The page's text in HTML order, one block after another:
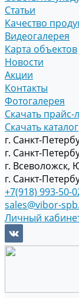
Статьи
Качество
Видеогалерея
Карта объектов
Новости
Акции
Контакты
Фотогалерея
Скачать прайс-
Скачать каталог
г. Санкт-
г. Санкт-
г. Всеволожск,
г. Санкт-
+7(918) 993-50-
sales@vibor-
Личный